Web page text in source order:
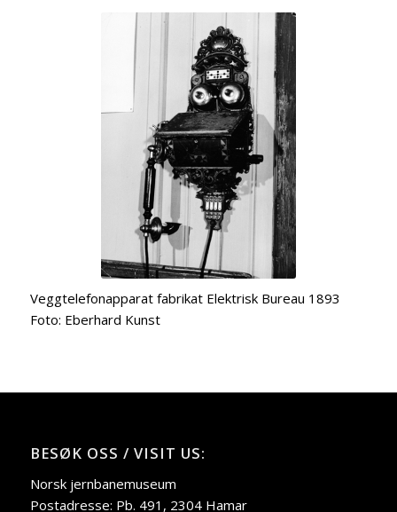
Veggtelefonapparat fabrikat Elektrisk Bureau 1893
Foto: Eberhard Kunst
BESØK OSS / VISIT US:
Norsk jernbanemuseum
Postadresse: Pb. 491, 2304 Hamar